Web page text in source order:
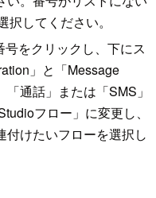
してください。
をクリックし、下にス
」と「Message
通話」または「SMS」
フロー」に変更し、
けたいフローを選択し